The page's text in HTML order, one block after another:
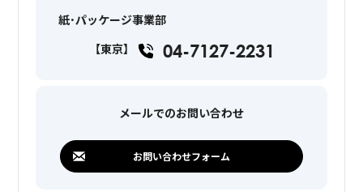
紙･パッケージ事業部
【東京】
04-7127-2231
メールでのお問い合わせ
お問い合わせフォーム